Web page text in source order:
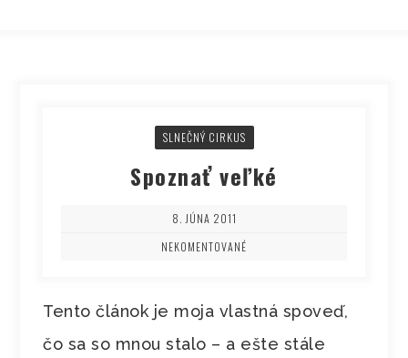
SLNEČNÝ CIRKUS
Spoznať veľké
8. JÚNA 2011
NEKOMENTOVANÉ
Tento článok je moja vlastná spoveď,
čo sa so mnou stalo – a ešte stále